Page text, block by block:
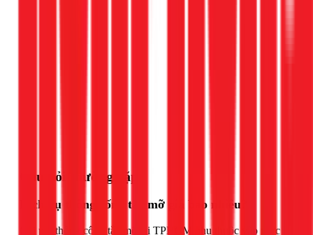
Câu hỏi thường gặp
Dịch vụ thông cống tắc mỡ giá bao nhiêu?
Chi phí thông cống tắc mỡ tại TPHCM phụ thuộc vào mức